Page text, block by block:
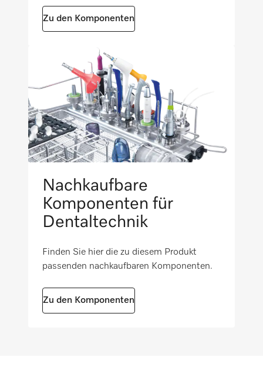
Zu den Komponenten
Nachkaufbare
Komponenten für
Dentaltechnik
Finden Sie hier die zu diesem Produkt
passenden nachkaufbaren Komponenten.
Zu den Komponenten